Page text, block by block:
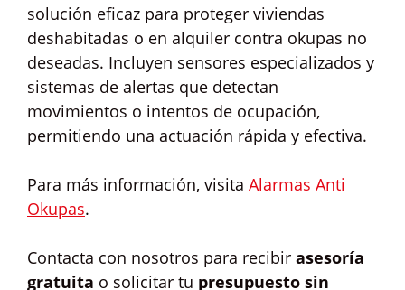
solución eficaz para proteger viviendas
deshabitadas o en alquiler contra okupas no
deseadas. Incluyen sensores especializados y
sistemas de alertas que detectan
movimientos o intentos de ocupación,
permitiendo una actuación rápida y efectiva.
Para más información, visita Alarmas Anti
Okupas.
Contacta con nosotros para recibir asesoría
gratuita o solicitar tu presupuesto sin